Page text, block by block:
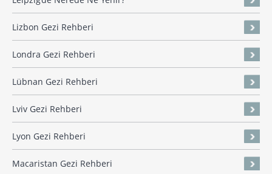
Lizbon Gezi Rehberi
Londra Gezi Rehberi
Lübnan Gezi Rehberi
Lviv Gezi Rehberi
Lyon Gezi Rehberi
Macaristan Gezi Rehberi